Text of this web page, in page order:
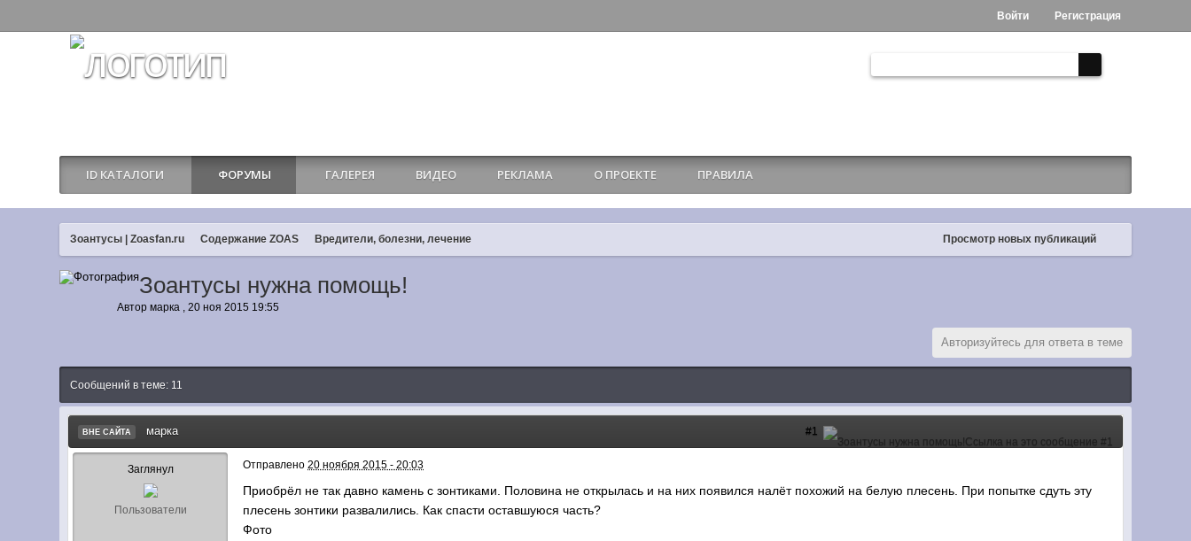
Войти Регистрация
ID КАТАЛОГИ ФОРУМЫ ГАЛЕРЕЯ ВИДЕО РЕКЛАМА О ПРОЕКТЕ ПРАВИЛА
Зоантусы | Zoasfan.ru Содержание ZOAS Вредители, болезни, лечение Просмотр новых публикаций
Зоантусы нужна помощь!
Автормарка ,20 ноя 2015 19:55
Авторизуйтесь для ответа в теме
Сообщений в теме: 11
#1
ВНЕ САЙТА марка
Заглянул
Пользователи
Отправлено20 ноября 2015 - 20:03
Приобрёл не так давно камень с зонтиками. Половина не открылась и на них появился налёт похожий на белую плесень. При попытке сдуть эту
плесень зонтики развалились. Как спасти оставшуюся часть?
Фото